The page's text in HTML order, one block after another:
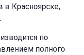
в Красноярске,
по
полного